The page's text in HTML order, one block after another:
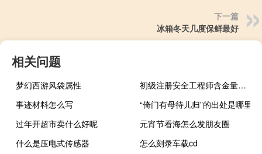
下一篇
冰箱冬天几度保鲜最好
相关问题
梦幻西游风袋属性
初级注册安全工程师含金量高吗
事迹材料怎么写
“倚门有母待儿归”的出处是哪里
过年开超市卖什么好呢
元宵节看海怎么发朋友圈
什么是压电式传感器
怎么刻录车载cd